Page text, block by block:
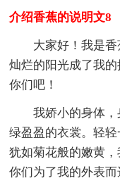
介绍香蕉的说明文8
大家好！我是
灿烂的阳光成了我
你们吧！
我娇小的身体
绿盈盈的衣裳。轻
犹如菊花般的嫩黄
你们为了我的外表